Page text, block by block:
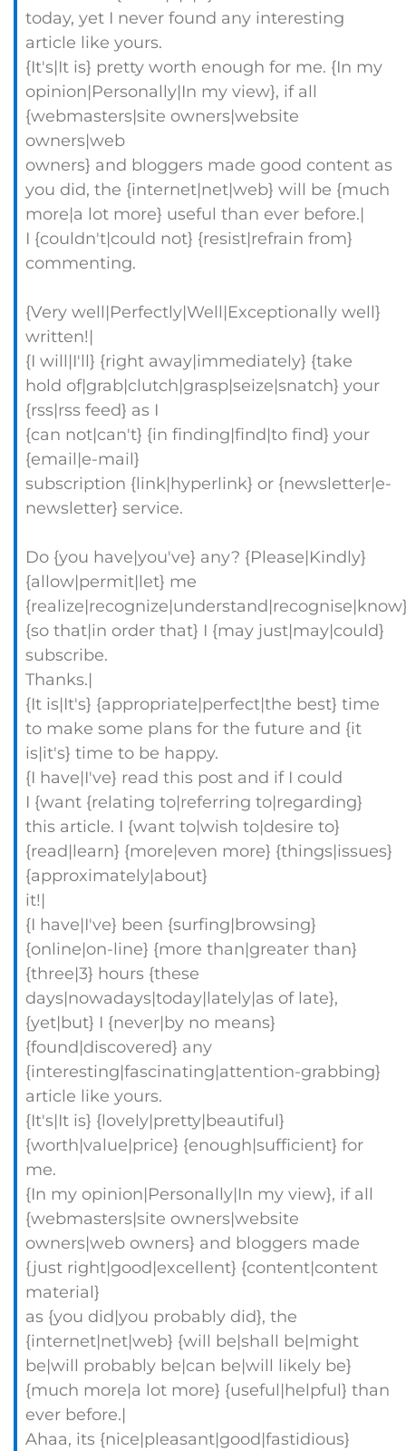
today, yet I never found any interesting
article like yours.
{It's|It is} pretty worth enough for me. {In my
opinion|Personally|In my view}, if all
{webmasters|site owners|website
owners|web
owners} and bloggers made good content as
you did, the {internet|net|web} will be {much
more|a lot more} useful than ever before.|
I {couldn't|could not} {resist|refrain from}
commenting.
{Very well|Perfectly|Well|Exceptionally well}
written!|
{I will|I'll} {right away|immediately} {take
hold of|grab|clutch|grasp|seize|snatch} your
{rss|rss feed} as I
{can not|can't} {in finding|find|to find} your
{email|e-mail}
subscription {link|hyperlink} or {newsletter|e-
newsletter} service.
Do {you have|you've} any? {Please|Kindly}
{allow|permit|let} me
{so that|in order that} I {may just|may|could}
subscribe.
Thanks.|
{It is|It's} {appropriate|perfect|the best} time
to make some plans for the future and {it
is|it's} time to be happy.
{I have|I've} read this post and if I could
I {want {relating to|referring to|regarding}
this article. I {want to|wish to|desire to}
{read|learn} {more|even more} {things|issues}
{approximately|about}
it!|
{I have|I've} been {surfing|browsing}
{online|on-line} {more than|greater than}
{three|3} hours {these
days|nowadays|today|lately|as of late},
{yet|but} I {never|by no means}
{found|discovered} any
{interesting|fascinating|attention-grabbing}
article like yours.
{It's|It is} {lovely|pretty|beautiful}
{worth|value|price} {enough|sufficient} for
me.
{In my opinion|Personally|In my view}, if all
{webmasters|site owners|website
owners|web owners} and bloggers made
{just right|good|excellent} {content|content
material}
as {you did|you probably did}, the
{internet|net|web} {will be|shall be|might
be|will probably be|can be|will likely be}
{much more|a lot more} {useful|helpful} than
ever before.|
Ahaa, its {nice|pleasant|good|fastidious}